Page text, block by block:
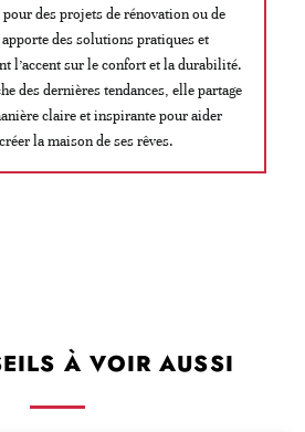
des projets de rénovation ou de
des solutions pratiques et
l’accent sur le confort et la durabilité.
des dernières tendances, elle partage
claire et inspirante pour aider
la maison de ses rêves.
À VOIR AUSSI